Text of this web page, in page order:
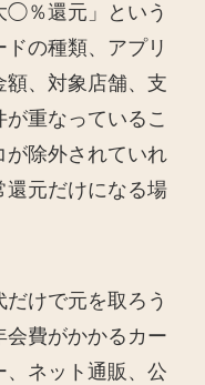
◯％還元」という
の種類、アプリ
、対象店舗、支
重なっているこ
が除外されていれ
還元だけになる場
けで元を取ろう
会費がかかるカー
、ネット通販、公